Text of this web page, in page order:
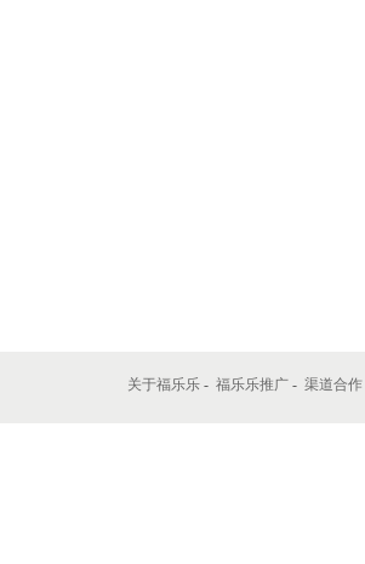
关于福乐乐 - 福乐乐推广 - 渠道合作